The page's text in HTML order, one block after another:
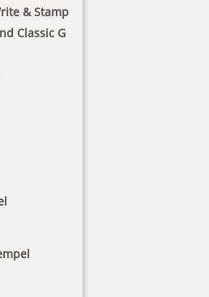
& Stamp
Classic G
€
Pen 3304 Stempelkugelschreiber